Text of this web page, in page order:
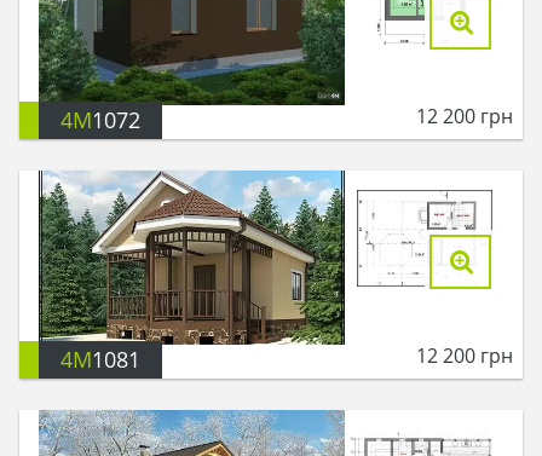
4M1072 12 200 грн
4M1081 12 200 грн